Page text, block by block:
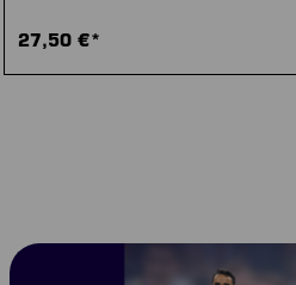
27,50 €*